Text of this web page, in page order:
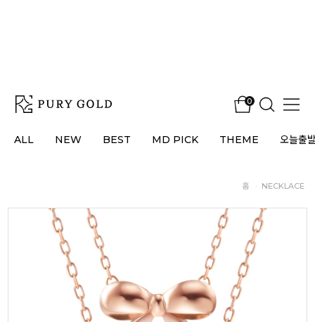
0
ALL NEW BEST MD PICK THEME 오늘출
홈 · NECKLACE